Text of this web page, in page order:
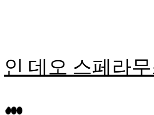
인 데오 스페라